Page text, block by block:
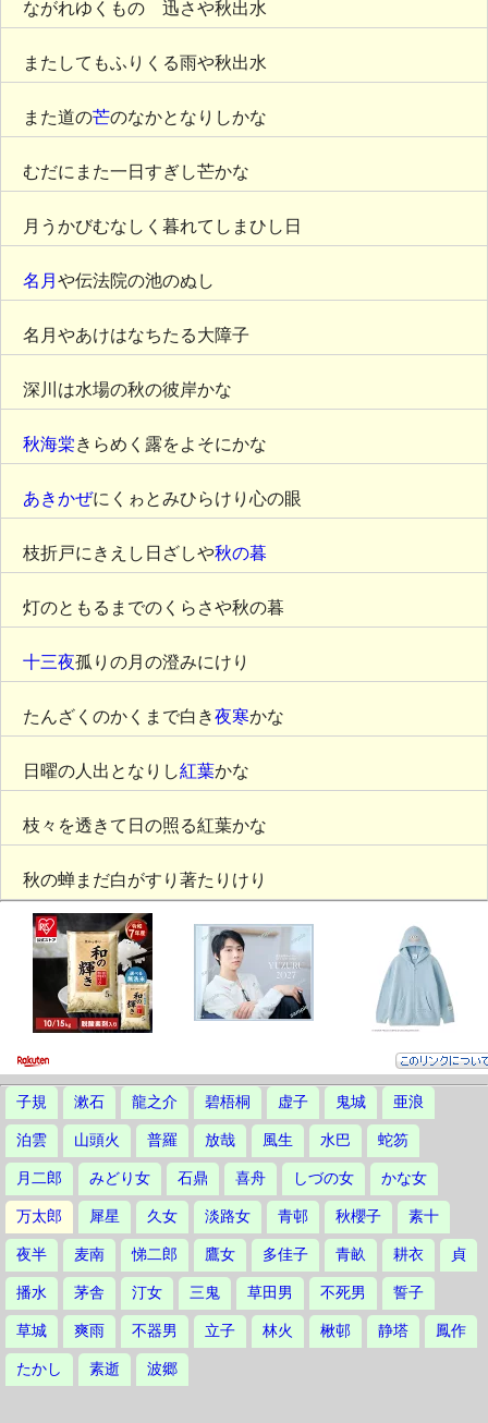
ながれゆくものゝ迅さや秋出水
またしてもふりくる雨や秋出水
また道の芒のなかとなりしかな
むだにまた一日すぎし芒かな
月うかびむなしく暮れてしまひし日
名月 や伝法院の池のぬし
名月やあけはなちたる大障子
深川は水場の秋の彼岸かな
秋海棠きらめく露をよそにかな
あきかぜにくゎとみひらけり心の眼
枝折戸にきえし日ざしや秋の暮
灯のともるまでのくらさや秋の暮
十三夜孤りの月の澄みにけり
たんざくのかくまで白き夜寒かな
日曜の人出となりし紅葉かな
枝々を透きて日の照る紅葉かな
秋の蝉まだ白がすり著たりけり
子規 漱石 龍之介 碧梧桐 虚子 鬼城 亜浪
泊雲 山頭火 普羅 放哉 風生 水巴 蛇笏
月二郎 みどり女 石鼎 喜舟 しづの女 かな女
万太郎 犀星 久女 淡路女 青邨 秋櫻子 素十
夜半 麦南 悌二郎 鷹女 多佳子 青畝 耕衣 貞
播水 茅舎 汀女 三鬼 草田男 不死男 誓子
草城 爽雨 不器男 立子 林火 楸邨 静塔 鳳作
たかし 素逝 波郷